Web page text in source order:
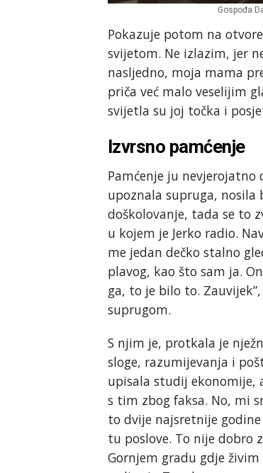
Gospođa
Pokazuje potom na
svijetom. Ne izlazim, jer
nasljedno, moja mama
priča već malo veselijim
svijetla su joj točka i
Izvrsno pamćenje
Pamćenje ju nevjerojatno
upoznala supruga, nosila
doškolovanje, tada se to
u kojem je Jerko radio.
me jedan dečko stalno
plavog, kao što sam ja.
ga, to je bilo to.
suprugom.
S njim je, protkala je
sloge, razumijevanja i
upisala studij ekonomije,
s tim zbog faksa. No, mi
to dvije najsretnije
tu poslove. To nije dobro
Gornjem gradu gdje